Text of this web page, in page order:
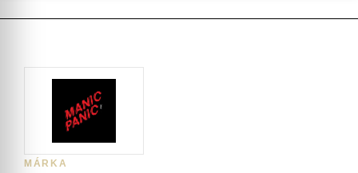
MÁRKA